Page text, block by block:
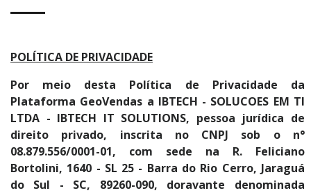
POLÍTICA DE PRIVACIDADE
Por meio desta Política de Privacidade da
Plataforma GeoVendas a IBTECH - SOLUCOES EM TI
LTDA - IBTECH IT SOLUTIONS, pessoa jurídica de
direito privado, inscrita no CNPJ sob o n°
08.879.556/0001-01, com sede na R. Feliciano
Bortolini, 1640 - SL 25 - Barra do Rio Cerro, Jaraguá
do Sul - SC, 89260-090, doravante denominada